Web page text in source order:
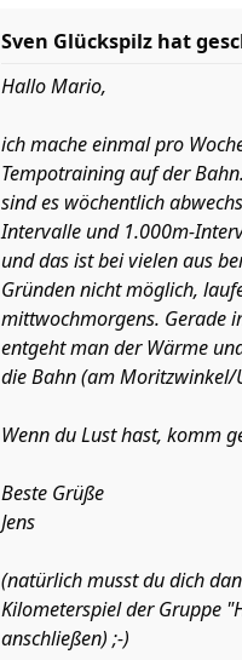
Sven Glückspilz hat
Hallo Mario,
ich mache einmal pro
Tempotraining auf der
sind es wöchentlich
Intervalle und 1.000m-
und das ist bei vielen aus
Gründen nicht möglich,
mittwochmorgens. Gerade
entgeht man der Wärme
die Bahn (am Moritzwinkel/
Wenn du Lust hast, komm
Beste Grüße
Jens
(natürlich musst du dich
Kilometerspiel der Gruppe
anschließen) ;-)